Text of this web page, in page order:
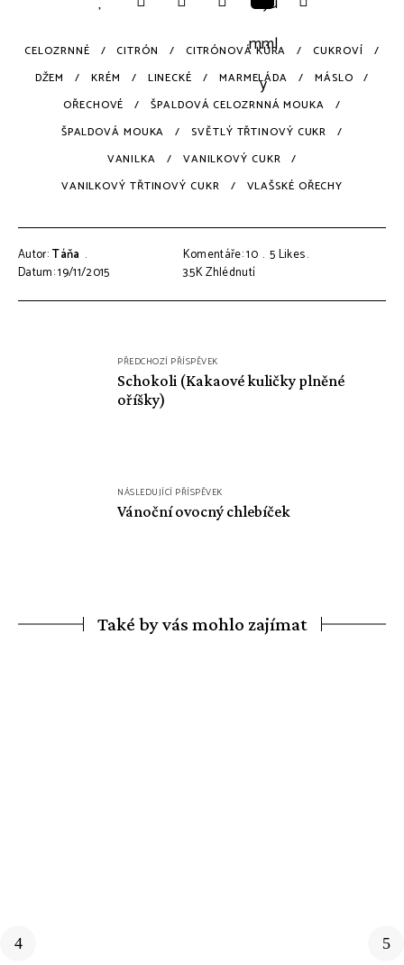
CELOZRNNÉ CITRÓN CITRÓNOVÁ KŮRA
CUKROVÍ
DŽEM
KRÉM LINECKÉ MARMELÁDA
MÁSLO
OŘECHOVÉ
ŠPALDOVÁ CELOZRNNÁ MOUKA
ŠPALDOVÁ MOUKA
SVĚTLÝ TŘTINOVÝ CUKR
VANILKA
VANILKOVÝ CUKR
VANILKOVÝ TŘTINOVÝ CUKR
VLAŠSKÉ OŘECHY
Autor:Táňa
Datum: 19/11/2015
Komentáře: 10 5Likes
3.5KZhlédnutí
PŘEDCHOZÍ PŘÍSPĚVEK
Schokoli (Kakaové kuličky plněné
oříšky)
NÁSLEDUJÍCÍ PŘÍSPĚVEK
Vánoční ovocný chlebíček
Také by vás mohlo zajímat